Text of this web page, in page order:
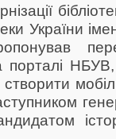
України
порталі